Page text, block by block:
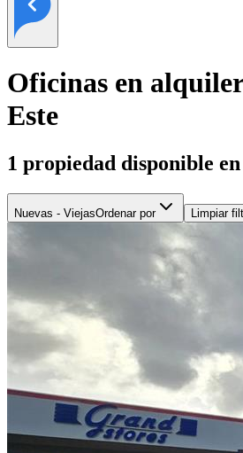
Oficinas en
Este
1 propiedad disponible
Nuevas - ViejasOrdenar por Limpiar